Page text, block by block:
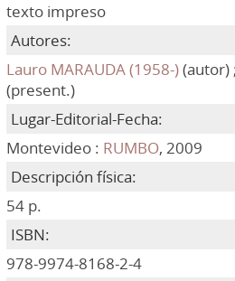
texto impreso
Autores:
Lauro MARAUDA (1958-)(autor) ;
(present.)
Lugar-Editorial-Fecha:
Montevideo : RUMBO, 2009
Descripción física:
54 p.
ISBN:
978-9974-8168-2-4